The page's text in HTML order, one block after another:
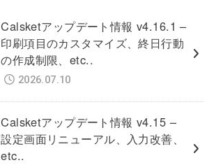
Calsketアップデート情報 v4.16.1 –
印刷項目のカスタマイズ、終日行動
の作成制限、etc..
2026.07.10
Calsketアップデート情報 v4.15 –
設定画面リニューアル、入力改善、
etc..